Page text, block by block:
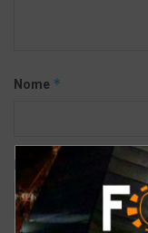
Nome *
E-mail